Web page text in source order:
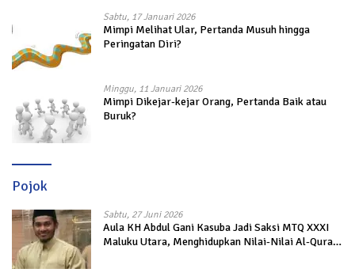
Sabtu, 17 Januari 2026
Mimpi Melihat Ular, Pertanda Musuh hingga
Peringatan Diri?
Minggu, 11 Januari 2026
Mimpi Dikejar-kejar Orang, Pertanda Baik atau
Buruk?
Pojok
Sabtu, 27 Juni 2026
Aula KH Abdul Gani Kasuba Jadi Saksi MTQ XXXI
Maluku Utara, Menghidupkan Nilai-Nilai Al-Quran